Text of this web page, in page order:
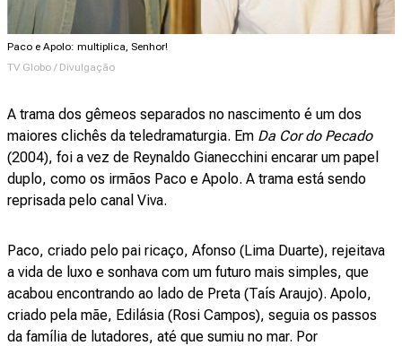
Paco e Apolo: multiplica, Senhor!
TV Globo / Divulgação
A trama dos gêmeos separados no nascimento é um dos
maiores clichês da teledramaturgia. Em Da Cor do Pecado
(2004), foi a vez de Reynaldo Gianecchini encarar um papel
duplo, como os irmãos Paco e Apolo. A trama está sendo
reprisada pelo canal Viva.
Paco, criado pelo pai ricaço, Afonso (Lima Duarte), rejeitava
a vida de luxo e sonhava com um futuro mais simples, que
acabou encontrando ao lado de Preta (Taís Araujo). Apolo,
criado pela mãe, Edilásia (Rosi Campos), seguia os passos
da família de lutadores, até que sumiu no mar. Por